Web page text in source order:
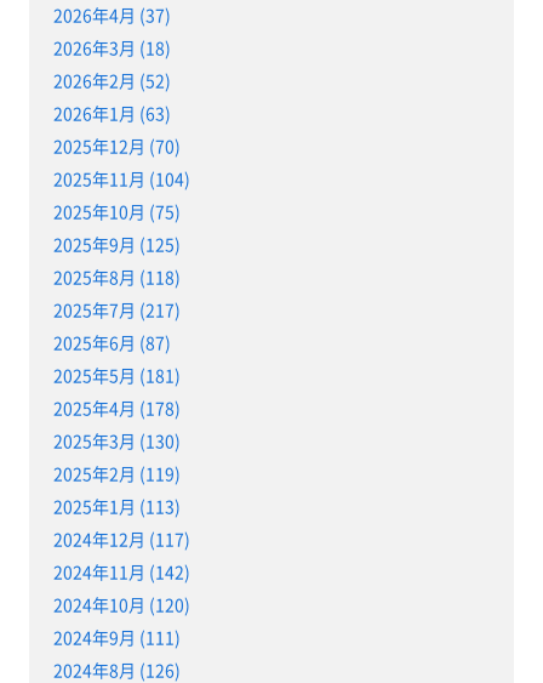
2026年4月 (37)
2026年3月 (18)
2026年2月 (52)
2026年1月 (63)
2025年12月 (70)
2025年11月 (104)
2025年10月 (75)
2025年9月 (125)
2025年8月 (118)
2025年7月 (217)
2025年6月 (87)
2025年5月 (181)
2025年4月 (178)
2025年3月 (130)
2025年2月 (119)
2025年1月 (113)
2024年12月 (117)
2024年11月 (142)
2024年10月 (120)
2024年9月 (111)
2024年8月 (126)